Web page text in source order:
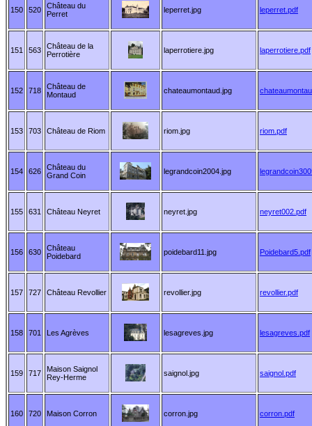
150 520
Château du
Perret
leperret.jpg leperret.pdf
151 563
Château de la
Perrotière
laperrotiere.jpg laperrotiere.pdf
152 718
Château de
Montaud
chateaumontaud.jpg
153 703 Château de Riom riom.jpg riom.pdf
154 626
Château du
Grand Coin
legrandcoin2004.jpg
155 631 Château Neyret neyret.jpg neyret002.pdf
156 630
Château
Poidebard
poidebard11.jpg Poidebard5.pdf
157 727 Château Revollier revollier.jpg revollier.pdf
158 701 Les Agrèves lesagreves.jpg lesagreves.pdf
159 717
Maison Saignol
Rey-Herme
saignol.jpg saignol.pdf
160 720 Maison Corron corron.jpg corron.pdf